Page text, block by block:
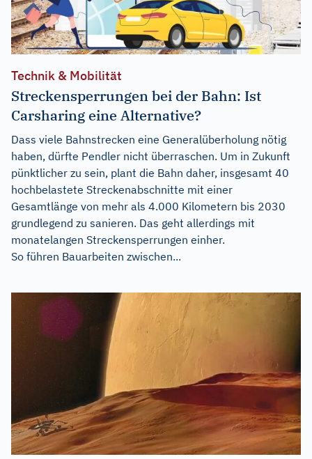
Technik & Mobilität
Streckensperrungen bei der Bahn: Ist
Carsharing eine Alternative?
Dass viele Bahnstrecken eine Generalüberholung nötig
haben, dürfte Pendler nicht überraschen. Um in Zukunft
pünktlicher zu sein, plant die Bahn daher, insgesamt 40
hochbelastete Streckenabschnitte mit einer
Gesamtlänge von mehr als 4.000 Kilometern bis 2030
grundlegend zu sanieren. Das geht allerdings mit
monatelangen Streckensperrungen einher.
So führen Bauarbeiten zwischen...